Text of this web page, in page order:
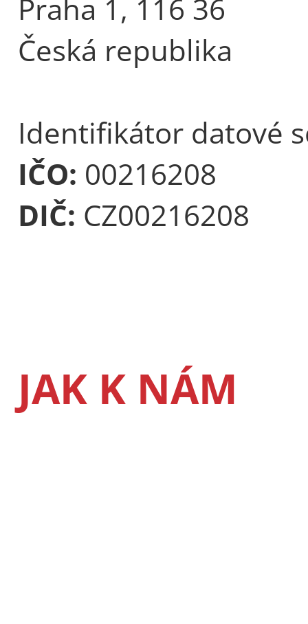
Praha 1, 116 36
Česká republika
Identifikátor datové
IČO: 00216208
DIČ: CZ00216208
JAK K NÁM